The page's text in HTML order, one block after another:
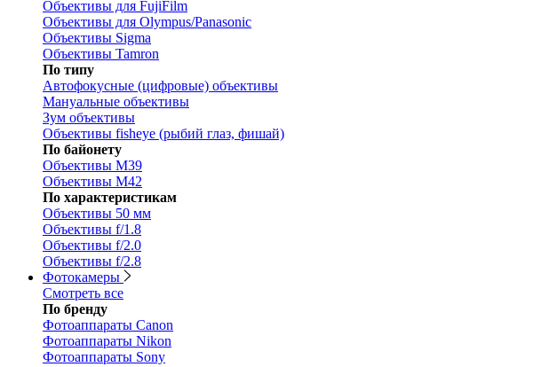
Объективы для FujiFilm
Объективы для Olympus/Panasonic
Объективы Sigma
Объективы Tamron
По типу
Автофокусные (цифровые) объективы
Мануальные объективы
Зум объективы
Объективы fisheye (рыбий глаз, фишай)
По байонету
Объективы M39
Объективы M42
По характеристикам
Объективы 50 мм
Объективы f/1.8
Объективы f/2.0
Объективы f/2.8
Фотокамеры
Смотреть все
По бренду
Фотоаппараты Canon
Фотоаппараты Nikon
Фотоаппараты Sony